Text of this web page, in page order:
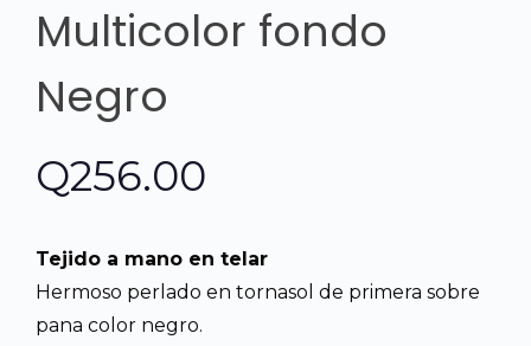
Multicolor fondo
Negro
Q256.00
Tejido a mano en telar
Hermoso perlado en tornasol de primera sobre
pana color negro.